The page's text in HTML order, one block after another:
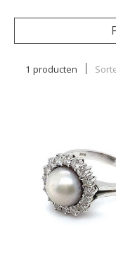
1 producten